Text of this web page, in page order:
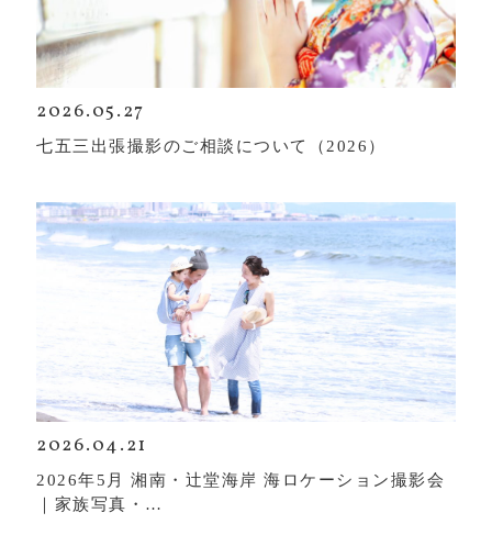
2026.05.27
七五三出張撮影のご相談について（2026）
2026.04.21
2026年5月 湘南・辻堂海岸 海ロケーション撮影会
｜家族写真・…